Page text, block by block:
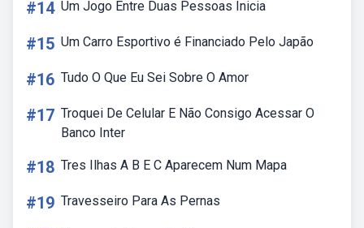
#14 Um Jogo Entre Duas Pessoas Inicia
#15 Um Carro Esportivo é Financiado Pelo Japão
#16 Tudo O Que Eu Sei Sobre O Amor
#17 Troquei De Celular E Não Consigo Acessar O
Banco Inter
#18 Tres Ilhas A B E C Aparecem Num Mapa
#19 Travesseiro Para As Pernas